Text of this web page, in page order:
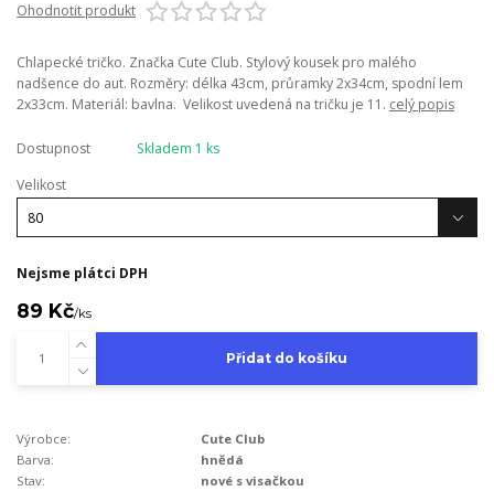
Ohodnotit produkt
Chlapecké tričko. Značka Cute Club. Stylový kousek pro malého
nadšence do aut. Rozměry: délka 43cm, průramky 2x34cm, spodní lem
2x33cm. Materiál: bavlna. Velikost uvedená na tričku je 11. celý popis
Dostupnost
Skladem 1 ks
Velikost
Nejsme plátci DPH
89 Kč/ks
Přidat do košíku
Výrobce:
Cute Club
Barva:
hnědá
Stav:
nové s visačkou